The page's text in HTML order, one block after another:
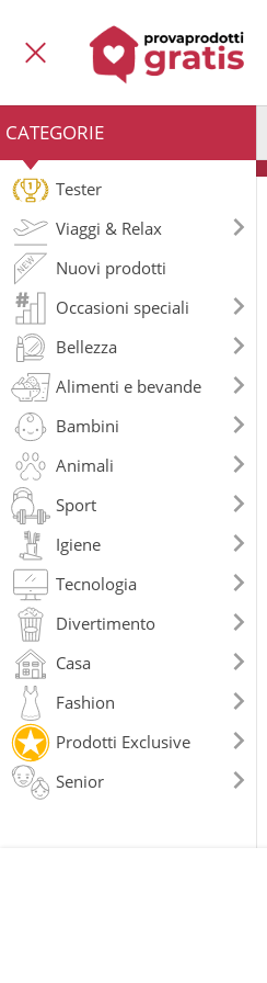
CATEGORIE
Tester
Viaggi & Relax
Nuovi prodotti
Occasioni speciali
Bellezza
Alimenti e bevande
Bambini
Animali
Sport
Igiene
Tecnologia
Divertimento
Casa
Fashion
Prodotti Exclusive
Senior